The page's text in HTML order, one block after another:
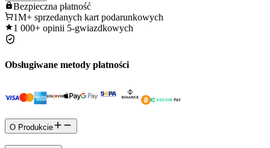
Bezpieczna płatność
1M+ sprzedanych kart podarunkowych
1 000+ opinii 5-gwiazdkowych
Obsługiwane metody płatności
O Produkcie